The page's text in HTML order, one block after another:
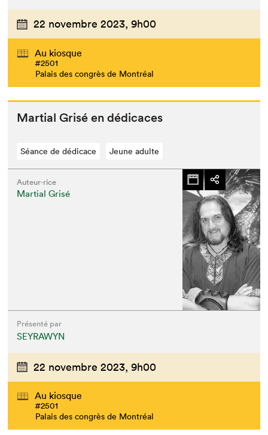
22 novembre 2023, 9h00
Au kiosque
#2501
Palais des congrès de Montréal
Mar­tial Grisé en dédicaces
Séance de dédicace Jeune adulte
Auteur·rice
Martial Grisé
Présenté par
SEYRAWYN
22 novembre 2023, 9h00
Au kiosque
#2501
Palais des congrès de Montréal